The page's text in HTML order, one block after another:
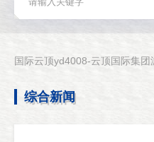
国际云顶yd4008-云顶国际集团
综合新闻